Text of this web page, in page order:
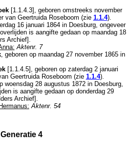
[1.1.4.3], geboren omstreeks november
van Geertruida Roseboom (zie 1.1.4).
16 januari 1864 in Doesburg, ongeveer
is aangifte gedaan op maandag 18
Archief].
Aktenr. 7
, geboren op maandag 27 november 1865 in
[1.1.4.5], geboren op zaterdag 2 januari
Geertruida Roseboom (zie 1.1.4).
woensdag 28 augustus 1872 in Doesburg,
is aangifte gedaan op donderdag 29
Archief].
Aktenr. 54
Generatie 4